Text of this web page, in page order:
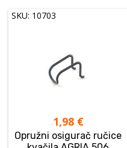
SKU: 10703
1,98 €
Opružni osigurač ručice